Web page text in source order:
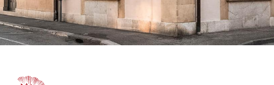
Navigation principale